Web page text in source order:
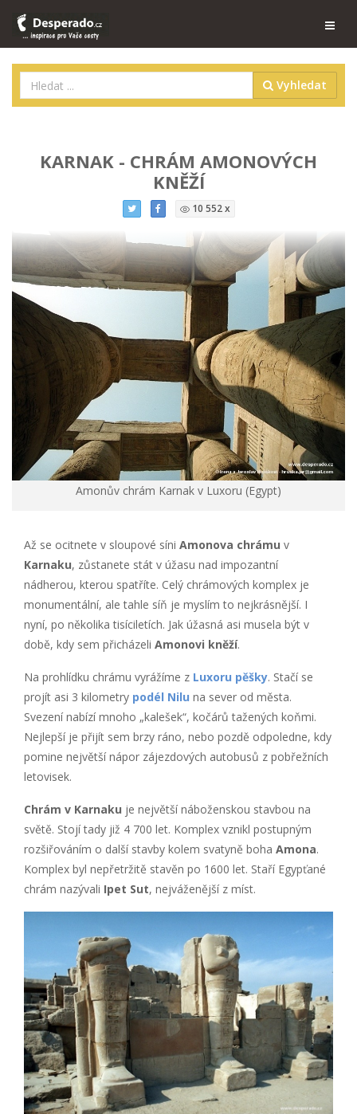
Vyhledat
KARNAK - CHRÁM AMONOVÝCH
KNĚŽÍ
10 552 x
Amonův chrám Karnak v Luxoru (Egypt)
Až se ocitnete v sloupové síni Amonova chrámu v
Karnaku, zůstanete stát v úžasu nad impozantní
nádherou, kterou spatříte. Celý chrámových komplex je
monumentální, ale tahle síň je myslím to nejkrásnější. I
nyní, po několika tisíciletích. Jak úžasná asi musela být v
době, kdy sem přicházeli Amonovi kněží.
Na prohlídku chrámu vyrážíme z Luxoru pěšky. Stačí se
projít asi 3 kilometry podél Nilu na sever od města.
Svezení nabízí mnoho „kalešek“, kočárů tažených koňmi.
Nejlepší je přijít sem brzy ráno, nebo pozdě odpoledne, kdy
pomine největší nápor zájezdových autobusů z pobřežních
letovisek.
Chrám v Karnaku je největší náboženskou stavbou na
světě. Stojí tady již 4 700 let. Komplex vznikl postupným
rozšiřováním o další stavby kolem svatyně boha Amona.
Komplex byl nepřetržitě stavěn po 1600 let. Staří Egypťané
chrám nazývali Ipet Sut, nejváženější z míst.